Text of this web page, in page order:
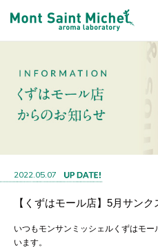
2022.05.07
【くずはモール店】5月サン
いつもモンサンミッシェルくずはモ
います。